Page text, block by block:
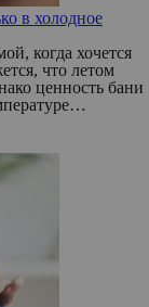
в холодное
когда хочется
что летом
ценность бани